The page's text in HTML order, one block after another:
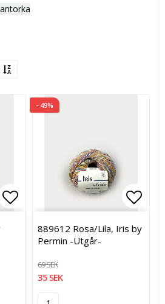
Lägg till i favoritlistan
- 49%
889612 Rosa/Lila, Iris by
Permin -Utgår-
69 SEK
35 SEK